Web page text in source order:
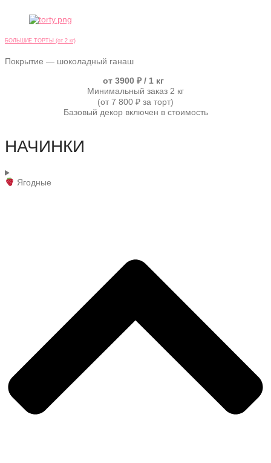
БОЛЬШИЕ ТОРТЫ (от 2 кг)
Покрытие — шоколадный ганаш
от 3900 ₽ / 1 кг
Минимальный заказ 2 кг
(от 7 800 ₽ за торт)
Базовый декор включен в стоимость
НАЧИНКИ
Ягодные